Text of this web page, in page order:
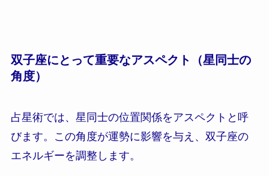
双子座にとって重要なアスペクト（星同士の
角度）
占星術では、星同士の位置関係をアスペクトと呼
びます。この角度が運勢に影響を与え、双子座の
エネルギーを調整します。